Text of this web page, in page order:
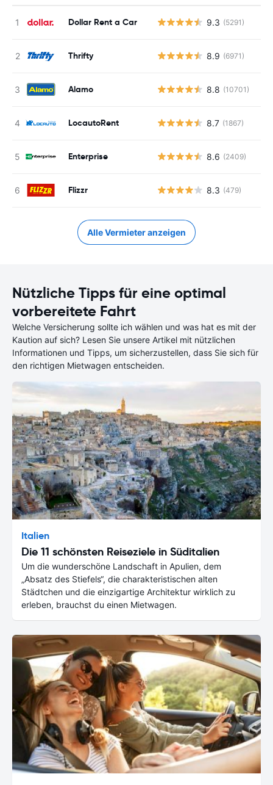
Dollar Rent a Car 9.3 (5291)
Thrifty 8.9 (6971)
Alamo 8.8 (10701)
LocautoRent 8.7 (1867)
Enterprise 8.6 (2409)
Flizzr 8.3 (479)
Alle Vermieter anzeigen
Nützliche Tipps für eine optimal
vorbereitete Fahrt
Welche Versicherung sollte ich wählen und was hat es mit der
Kaution auf sich? Lesen Sie unsere Artikel mit nützlichen
Informationen und Tipps, um sicherzustellen, dass Sie sich für
den richtigen Mietwagen entscheiden.
Italien
Die 11 schönsten Reiseziele in Süditalien
Um die wunderschöne Landschaft in Apulien, dem
„Absatz des Stiefels“, die charakteristischen alten
Städtchen und die einzigartige Architektur wirklich zu
erleben, brauchst du einen Mietwagen.